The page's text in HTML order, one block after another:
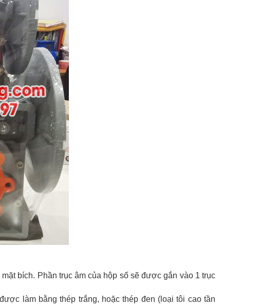
bích. Phần trục âm của hộp số sẽ được gắn vào 1 trục
làm bằng thép trắng, hoặc thép đen (loại tôi cao tần